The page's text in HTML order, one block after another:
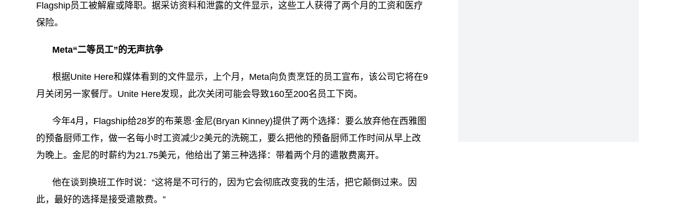
Flagship员工被解雇或降职。据采访资料和泄露的文件显示，这些工人获得了两个月的工资和医疗
保险。
Meta“二等员工”的无声抗争
根据Unite Here和媒体看到的文件显示，上个月，Meta向负责烹饪的员工宣布，该公司它将在9
月关闭另一家餐厅。Unite Here发现，此次关闭可能会导致160至200名员工下岗。
今年4月，Flagship给28岁的布莱恩·金尼(Bryan Kinney)提供了两个选择：要么放弃他在西雅图
的预备厨师工作，做一名每小时工资减少2美元的洗碗工，要么把他的预备厨师工作时间从早上改
为晚上。金尼的时薪约为21.75美元，他给出了第三种选择：带着两个月的遣散费离开。
他在谈到换班工作时说：“这将是不可行的，因为它会彻底改变我的生活，把它颠倒过来。因
此，最好的选择是接受遣散费。”